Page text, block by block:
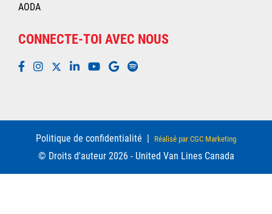
AODA
CONNECTE-TOI AVEC NOUS
Politique de confidentialité Réalisé par CGC Marketing
© Droits d'auteur 2026 - United Van Lines Canada